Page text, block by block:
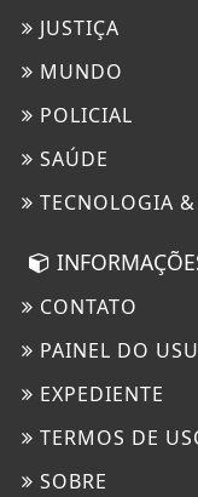
JUSTIÇA
MUNDO
POLICIAL
SAÚDE
TECNOLOGIA
CONTATO
PAINEL DO
EXPEDIENTE
TERMOS DE
SOBRE